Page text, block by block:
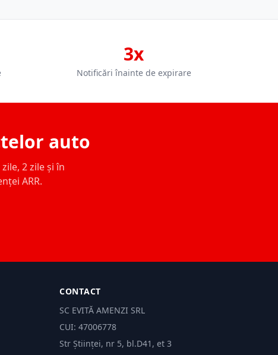
3x
Notificări înainte de expirare
auto
2 zile și în
ARR.
CONTACT
SC EVITĂ AMENZI SRL
CUI: 47006778
Str Științei, nr 5, bl.D41, et 3